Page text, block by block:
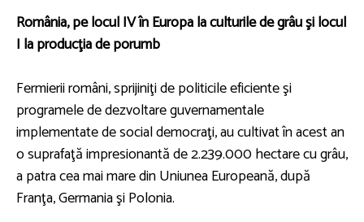
România, pe locul IV în Europa la culturile de grâu şi locul
I la producţia de porumb
Fermierii români, sprijiniţi de politicile eficiente şi
programele de dezvoltare guvernamentale
implementate de social democraţi, au cultivat în acest an
o suprafaţă impresionantă de 2.239.000 hectare cu grâu,
a patra cea mai mare din Uniunea Europeană, după
Franţa, Germania şi Polonia.